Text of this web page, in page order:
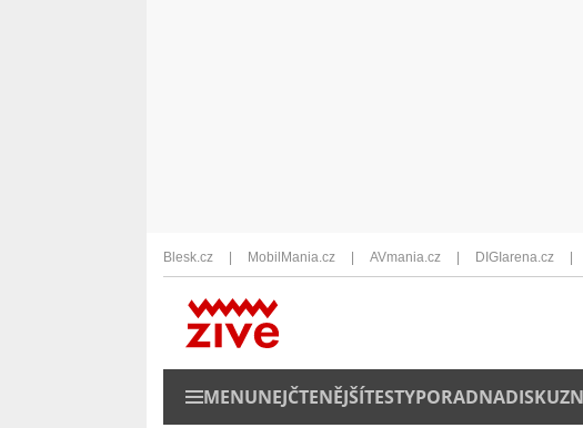
Blesk.cz MobilMania.cz AVmania.cz DIGIarena.cz
MENUNEJČTENĚJŠÍTESTYPORADNA